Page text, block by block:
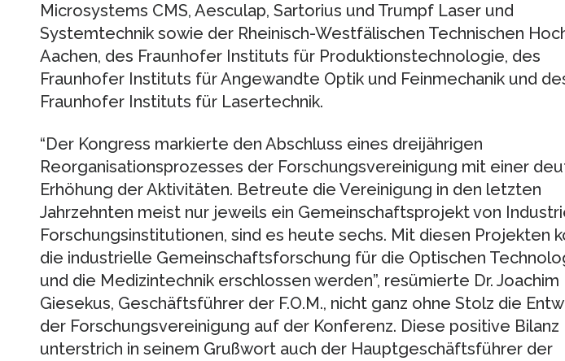
Microsystems CMS, Aesculap, Sartorius und Trumpf Laser und
Systemtechnik sowie der Rheinisch-Westfälischen Technischen
Aachen, des Fraunhofer Instituts für Produktionstechnologie, des
Fraunhofer Instituts für Angewandte Optik und Feinmechanik und
Fraunhofer Instituts für Lasertechnik.
“Der Kongress markierte den Abschluss eines dreijährigen
Reorganisationsprozesses der Forschungsvereinigung mit einer
Erhöhung der Aktivitäten. Betreute die Vereinigung in den letzten
Jahrzehnten meist nur jeweils ein Gemeinschaftsprojekt von
Forschungsinstitutionen, sind es heute sechs. Mit diesen Projekten
die industrielle Gemeinschaftsforschung für die Optischen
und die Medizintechnik erschlossen werden”, resümierte Dr. Joachim
Giesekus, Geschäftsführer der F.O.M., nicht ganz ohne Stolz die
der Forschungsvereinigung auf der Konferenz. Diese positive Bilanz
unterstrich in seinem Grußwort auch der Hauptgeschäftsführer der